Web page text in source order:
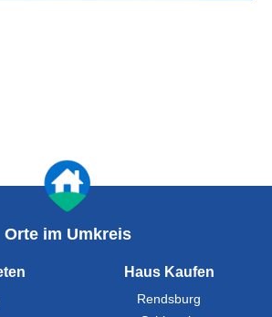
Orte im Umkreis
Haus Kaufen
Rendsburg